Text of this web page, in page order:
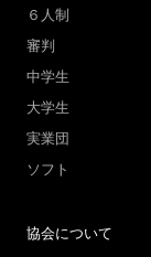
６人制
審判
中学生
大学生
実業団
ソフト
協会について